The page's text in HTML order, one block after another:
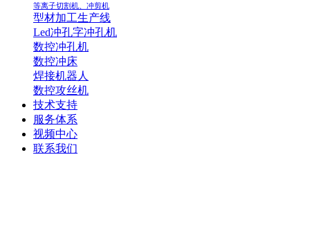
等离子切割机、冲剪机
型材加工生产线
Led冲孔字冲孔机
数控冲孔机
数控冲床
焊接机器人
数控攻丝机
技术支持
服务体系
视频中心
联系我们